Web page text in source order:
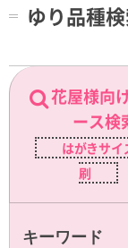
ゆり品種
花屋様向
ース検
はがきサイ
刷
キーワード